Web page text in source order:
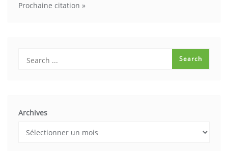
Prochaine citation »
Archives